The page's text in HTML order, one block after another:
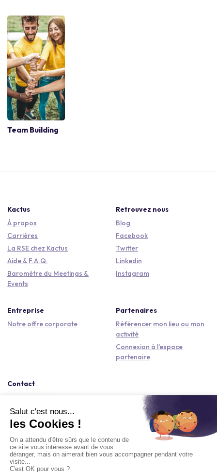
Team Building
Kactus
À propos
Carrières
La RSE chez Kactus
Aide & F.A.Q.
Baromètre du Meetings &
Events
Retrouvez nous
Blog
Facebook
Twitter
Linkedin
Instagram
Entreprise
Notre offre corporate
Partenaires
Référencer mon lieu ou mon
activité
Connexion à l'espace
partenaire
Contact
+33184809292
hello@kactus.com
Copyright © 2026 Kactus Tous droits réservés
Conditions générales d'utilisation
Mentions légales
Signaler un contenu